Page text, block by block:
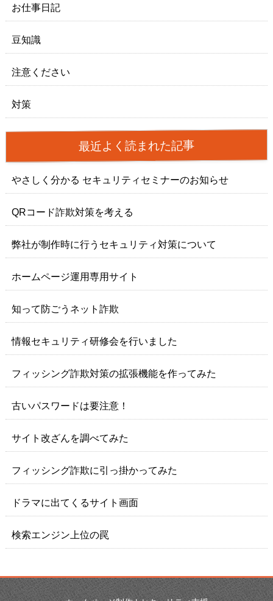
お仕事日記
豆知識
注意ください
対策
最近よく読まれた記事
やさしく分かる セキュリティセミナーのお知らせ
QRコード詐欺対策を考える
弊社が制作時に行うセキュリティ対策について
ホームページ運用専用サイト
知って防ごうネット詐欺
情報セキュリティ研修会を行いました
フィッシング詐欺対策の拡張機能を作ってみた
古いパスワードは要注意！
サイト改ざんを調べてみた
フィッシング詐欺に引っ掛かってみた
ドラマに出てくるサイト画面
検索エンジン上位の罠